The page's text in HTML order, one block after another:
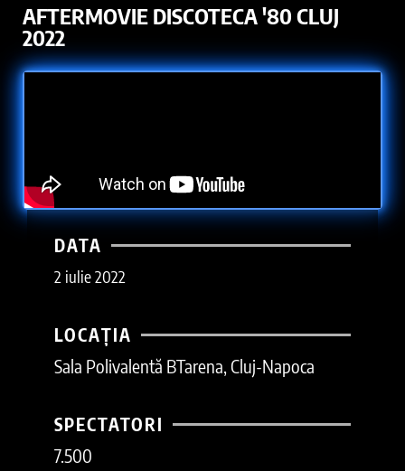
AFTERMOVIE DISCOTECA '80 CLUJ
2022
DATA
2 iulie 2022
LOCAȚIA
Sala Polivalentă BTarena, Cluj-Napoca
SPECTATORI
7.500